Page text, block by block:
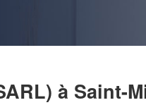
à Saint-